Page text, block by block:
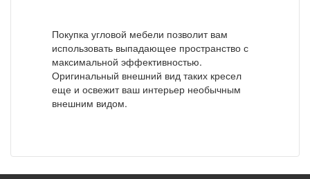
Покупка угловой мебели позволит вам
использовать выпадающее пространство с
максимальной эффективностью.
Оригинальный внешний вид таких кресел
еще и освежит ваш интерьер необычным
внешним видом.